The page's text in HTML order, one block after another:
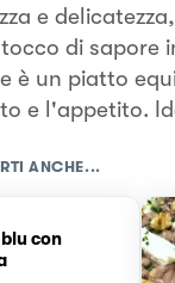
e
di sapore
è un piatto
e l'appetito.
ANCHE...
con